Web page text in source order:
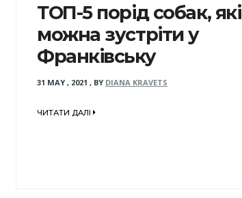
ТОП-5 порід собак, які
можна зустріти у
Франківську
31 MAY , 2021 , BY DIANA KRAVETS
ЧИТАТИ ДАЛІ